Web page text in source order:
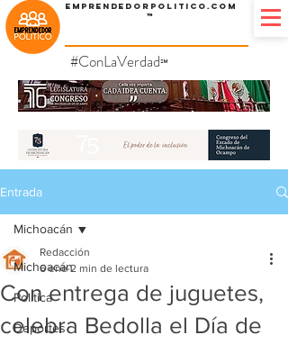
Emprendedorpolitico.com
™
#ConLaVerdad℠
Entrada
Michoacán
Política
Deportes
Michoacán
Con entrega de juguetes,
celebra Bedolla el Día de
Redacción
6 ene 2 min de lectura